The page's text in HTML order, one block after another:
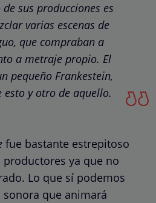
sus producciones es
varias escenas de
que compraban a
a metraje propio. El
pequeño Frankestein,
esto y otro de aquello.
fue bastante estrepitoso
ya que no
Lo que sí podemos
sonora que animará